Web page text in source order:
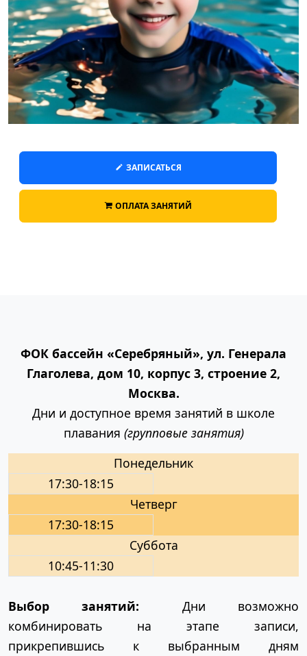
ЗАПИСАТЬСЯ
ОПЛАТА ЗАНЯТИЙ
ФОК бассейн «Серебряный», ул. Генерала
Глаголева, дом 10, корпус 3, строение 2,
Москва.
Дни и доступное время занятий в школе
плавания (групповые занятия)
Понедельник
17:30-18:15
Четверг
17:30-18:15
Суббота
10:45-11:30
Выбор занятий:
Дни возможно
комбинировать на этапе записи,
прикрепившись к выбранным дням